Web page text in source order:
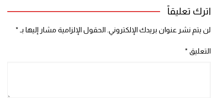
اترك تعليقاً
لن يتم نشر عنوان بريدك الإلكتروني. الحقول الإلزامية مشار إليها بـ *
التعليق *